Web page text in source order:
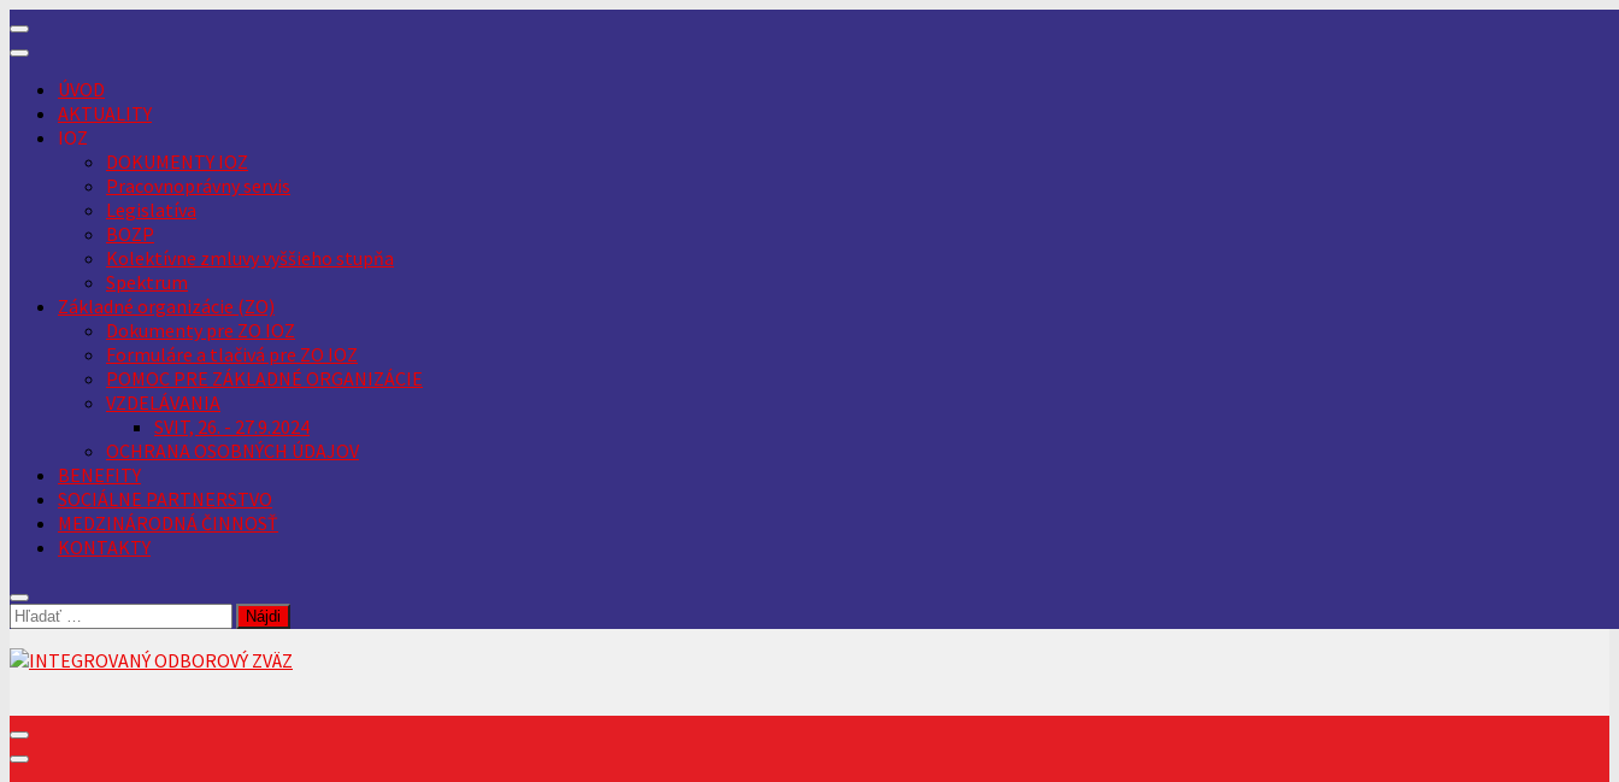
Skip
to
ÚVOD
AKTUALITY
IOZ
DOKUMENTY IOZ
Pracovnoprávny servis
Legislatíva
BOZP
Kolektívne zmluvy vyššieho stupňa
Spektrum
Základné organizácie (ZO)
Dokumenty pre ZO IOZ
Formuláre a tlačivá pre ZO IOZ
POMOC PRE ZÁKLADNÉ ORGANIZÁCIE
VZDELÁVANIA
SVIT, 26. - 27.9.2024
OCHRANA OSOBNÝCH ÚDAJOV
BENEFITY
SOCIÁLNE PARTNERSTVO
MEDZINÁRODNÁ ČINNOSŤ
KONTAKTY
Hľadať: